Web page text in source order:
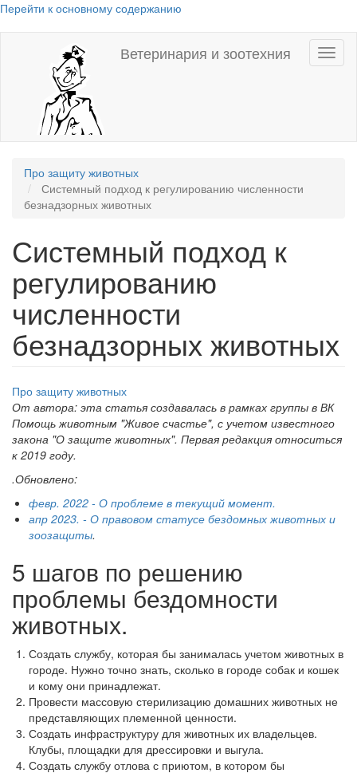
Перейти к основному содержанию
Ветеринария и зоотехния
Про защиту животных
Системный подход к регулированию численности
безнадзорных животных
Системный подход к
регулированию
численности
безнадзорных животных
Про защиту животных
От автора: эта статья создавалась в рамках группы в ВК
Помощь животным "Живое счастье", с учетом известного
закона "О защите животных". Первая редакция относиться
к 2019 году.
.Обновлено:
февр. 2022 - О проблеме в текущий момент.
апр 2023. - О правовом статусе бездомных животных и
зоозащиты.
5 шагов по решению
проблемы бездомности
животных.
Создать службу, которая бы занималась учетом животных в
городе. Нужно точно знать, сколько в городе собак и кошек
и кому они принадлежат.
Провести массовую стерилизацию домашних животных не
представляющих племенной ценности.
Создать инфраструктуру для животных их владельцев.
Клубы, площадки для дрессировки и выгула.
Создать службу отлова с приютом, в котором бы